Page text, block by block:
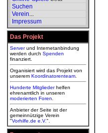
Suchen
Verein...
Impressum
Das Projekt
Serverund Internetanbindung
werden durch Spenden
finanziert.
Organisiert wird das Projekt von
unserem Koordinatorenteam
Hunderte Mitgliederhelfen
ehrenamtlich in unseren
moderierten Foren
Anbieter der Seite ist der
gemeinnützige Verein
"Vorhilfe.de e.V.".